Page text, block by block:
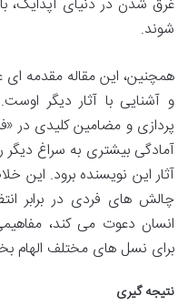
شوند.
همچنین، این مقاله مقدمه ای
و آشنایی با آثار دیگر
پردازی و مضامین کلیدی در
آمادگی بیشتری به سراغ
آثار این نویسنده برود. این
چالش های فردی در برابر
انسان دعوت می کند،
برای نسل های مختلف الهام
نتیجه گیری